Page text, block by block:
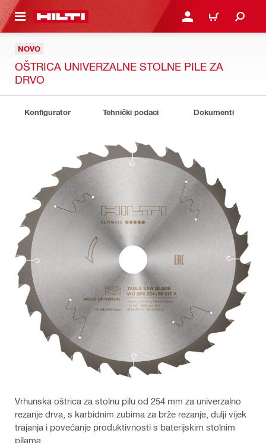
GLAVNI SADRŽAJ PRIJAVI SE ILI SE
KOŠARICA
NOVO
OŠTRICA UNIVERZALNE STOLNE PILE ZA
DRVO
Konfigurator Tehnički podaci Dokumenti
Vrhunska oštrica za stolnu pilu od 254 mm za univerzalno
rezanje drva, s karbidnim zubima za brže rezanje, dulji vijek
trajanja i povećanje produktivnosti s baterijskim stolnim
pilama